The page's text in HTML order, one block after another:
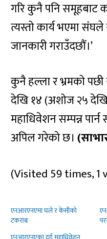
गरि कुनै पनि समूहबाट
त्यस्तो कार्य भएमा
जानकारी गराउँदछौं।’
कुनै हल्ला र भ्रमको
देखि १४ (अशोज २५
महाधिवेशन सम्पन्न
अपिल गरेको छ।
(Visited 59 times, 1
एनआरएनएमा घले र केसीको
टकराब